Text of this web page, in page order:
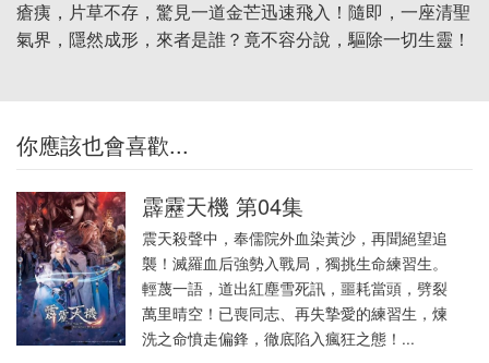
瘡痍，片草不存，驚見一道金芒迅速飛入！隨即，一座清聖
氣界，隱然成形，來者是誰？竟不容分說，驅除一切生靈！
你應該也會喜歡...
霹靂天機 第04集
震天殺聲中，奉儒院外血染黃沙，再聞絕望追
襲！滅羅血后強勢入戰局，獨挑生命練習生。
輕蔑一語，道出紅塵雪死訊，噩耗當頭，劈裂
萬里晴空！已喪同志、再失摯愛的練習生，煉
洗之命憤走偏鋒，徹底陷入瘋狂之態！...